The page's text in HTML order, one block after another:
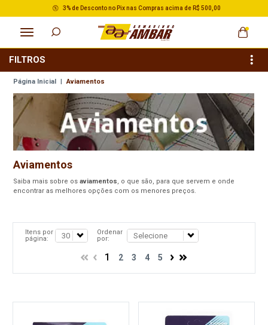
3% de Desconto no Pix nas Compras acima de R$ 500,00
Página Inicial | Aviamentos
FILTROS
Aviamentos
Saiba mais sobre osaviamentos, o que são, para que servem e onde
encontrar as melhores opções com os menores preços.
Itens por
página:
Ordenar
por:
1 2 3 4 5